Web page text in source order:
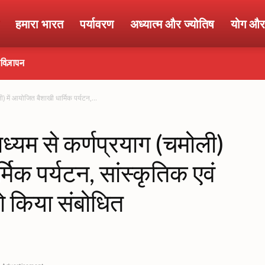
हमारा भारत पर्यावरण अध्यात्म और ज्योतिष योग
विज्ञापन
में आयोजित बैशाखी धार्मिक पर्यटन,...
से कर्णप्रयाग (चमोली)
पर्यटन, सांस्कृतिक एवं
संबोधित